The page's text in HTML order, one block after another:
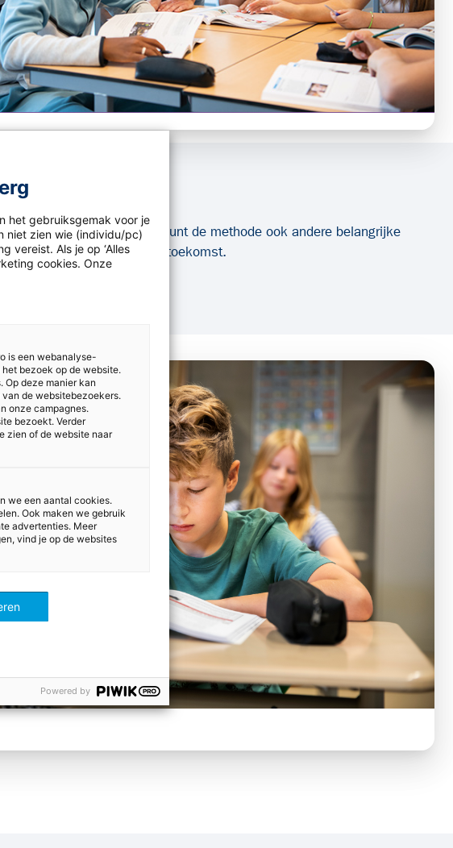
Daarnaast ondersteunt de methode ook andere belangrijke
worden voorbereid op hun toekomst.
het gebruiksgemak voor je
niet zien wie (individu/pc)
vereist. Als je op ‘Alles
cookies. Onze
is een webanalyse-
bezoek op de website.
Op deze manier kan
de websitebezoekers.
onze campagnes.
bezoekt. Verder
zien of de website naar
we een aantal cookies.
Ook maken we gebruik
advertenties. Meer
vind je op de websites
Powered by